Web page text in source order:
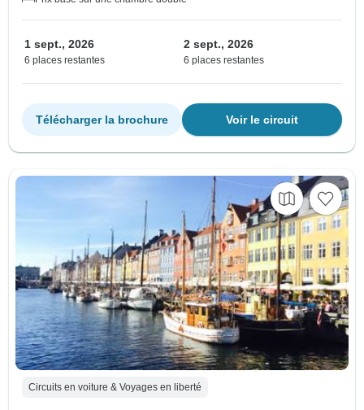
1 sept., 2026
6 places restantes
2 sept., 2026
6 places restantes
Voir le circuit
Télécharger la brochure
Circuits en voiture & Voyages en liberté